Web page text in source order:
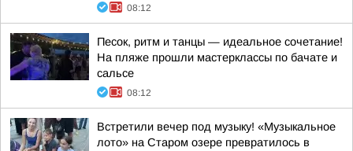
08:12
Песок, ритм и танцы — идеальное сочетание!
На пляже прошли мастерклассы по бачате и
сальсе
08:12
Встретили вечер под музыку! «Музыкальное
лото» на Старом озере превратилось в